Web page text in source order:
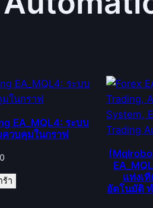
EA_MQL4: ระบบ
วบคุมในกราฟ
ร้า
แท่งเ
อัตโนมัติ